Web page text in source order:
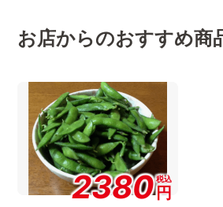
お店からのおすすめ商
2380税込
円